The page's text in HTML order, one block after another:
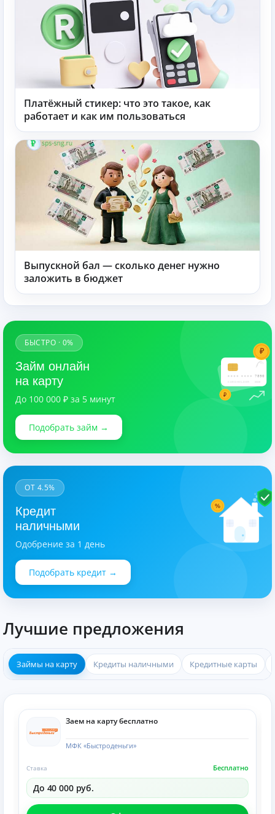
Платёжный стикер: что это такое, как
работает и как им пользоваться
Выпускной бал — сколько денег нужно
заложить в бюджет
7890
03/28
₽
₽
БЫСТРО · 0%
Займ онлайн
на карту
До 100 000 ₽ за 5 минут
Подобрать займ →
%
ОТ 4.5%
Кредит
наличными
Одобрение за 1 день
Подобрать кредит →
Лучшие предложения
Займы на карту Кредиты наличными Кредитные карты
Заем на карту бесплатно
МФК «Быстроденьги»
Бесплатно
Ставка
До 40 000 руб.